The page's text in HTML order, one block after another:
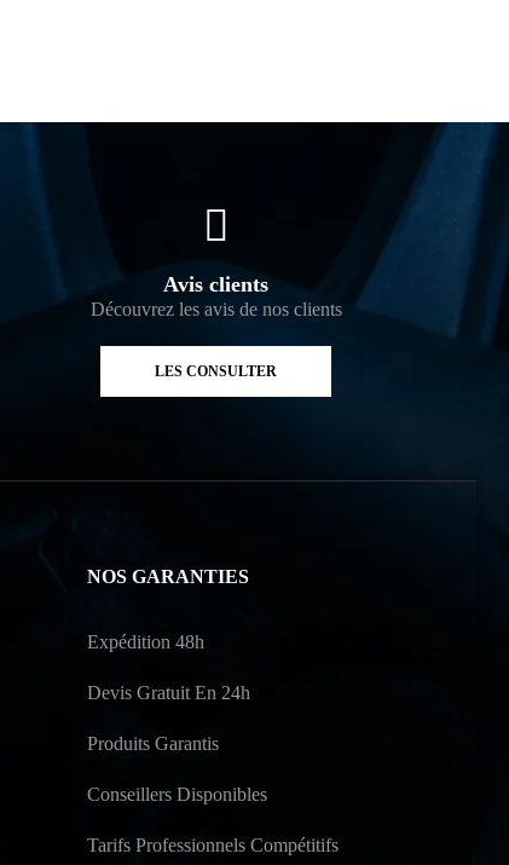
Avis clients
Découvrez les avis de nos clients
LES CONSULTER
NOS GARANTIES
Expédition 48h
Devis Gratuit En 24h
Produits Garantis
Conseillers Disponibles
Tarifs Professionnels Compétitifs